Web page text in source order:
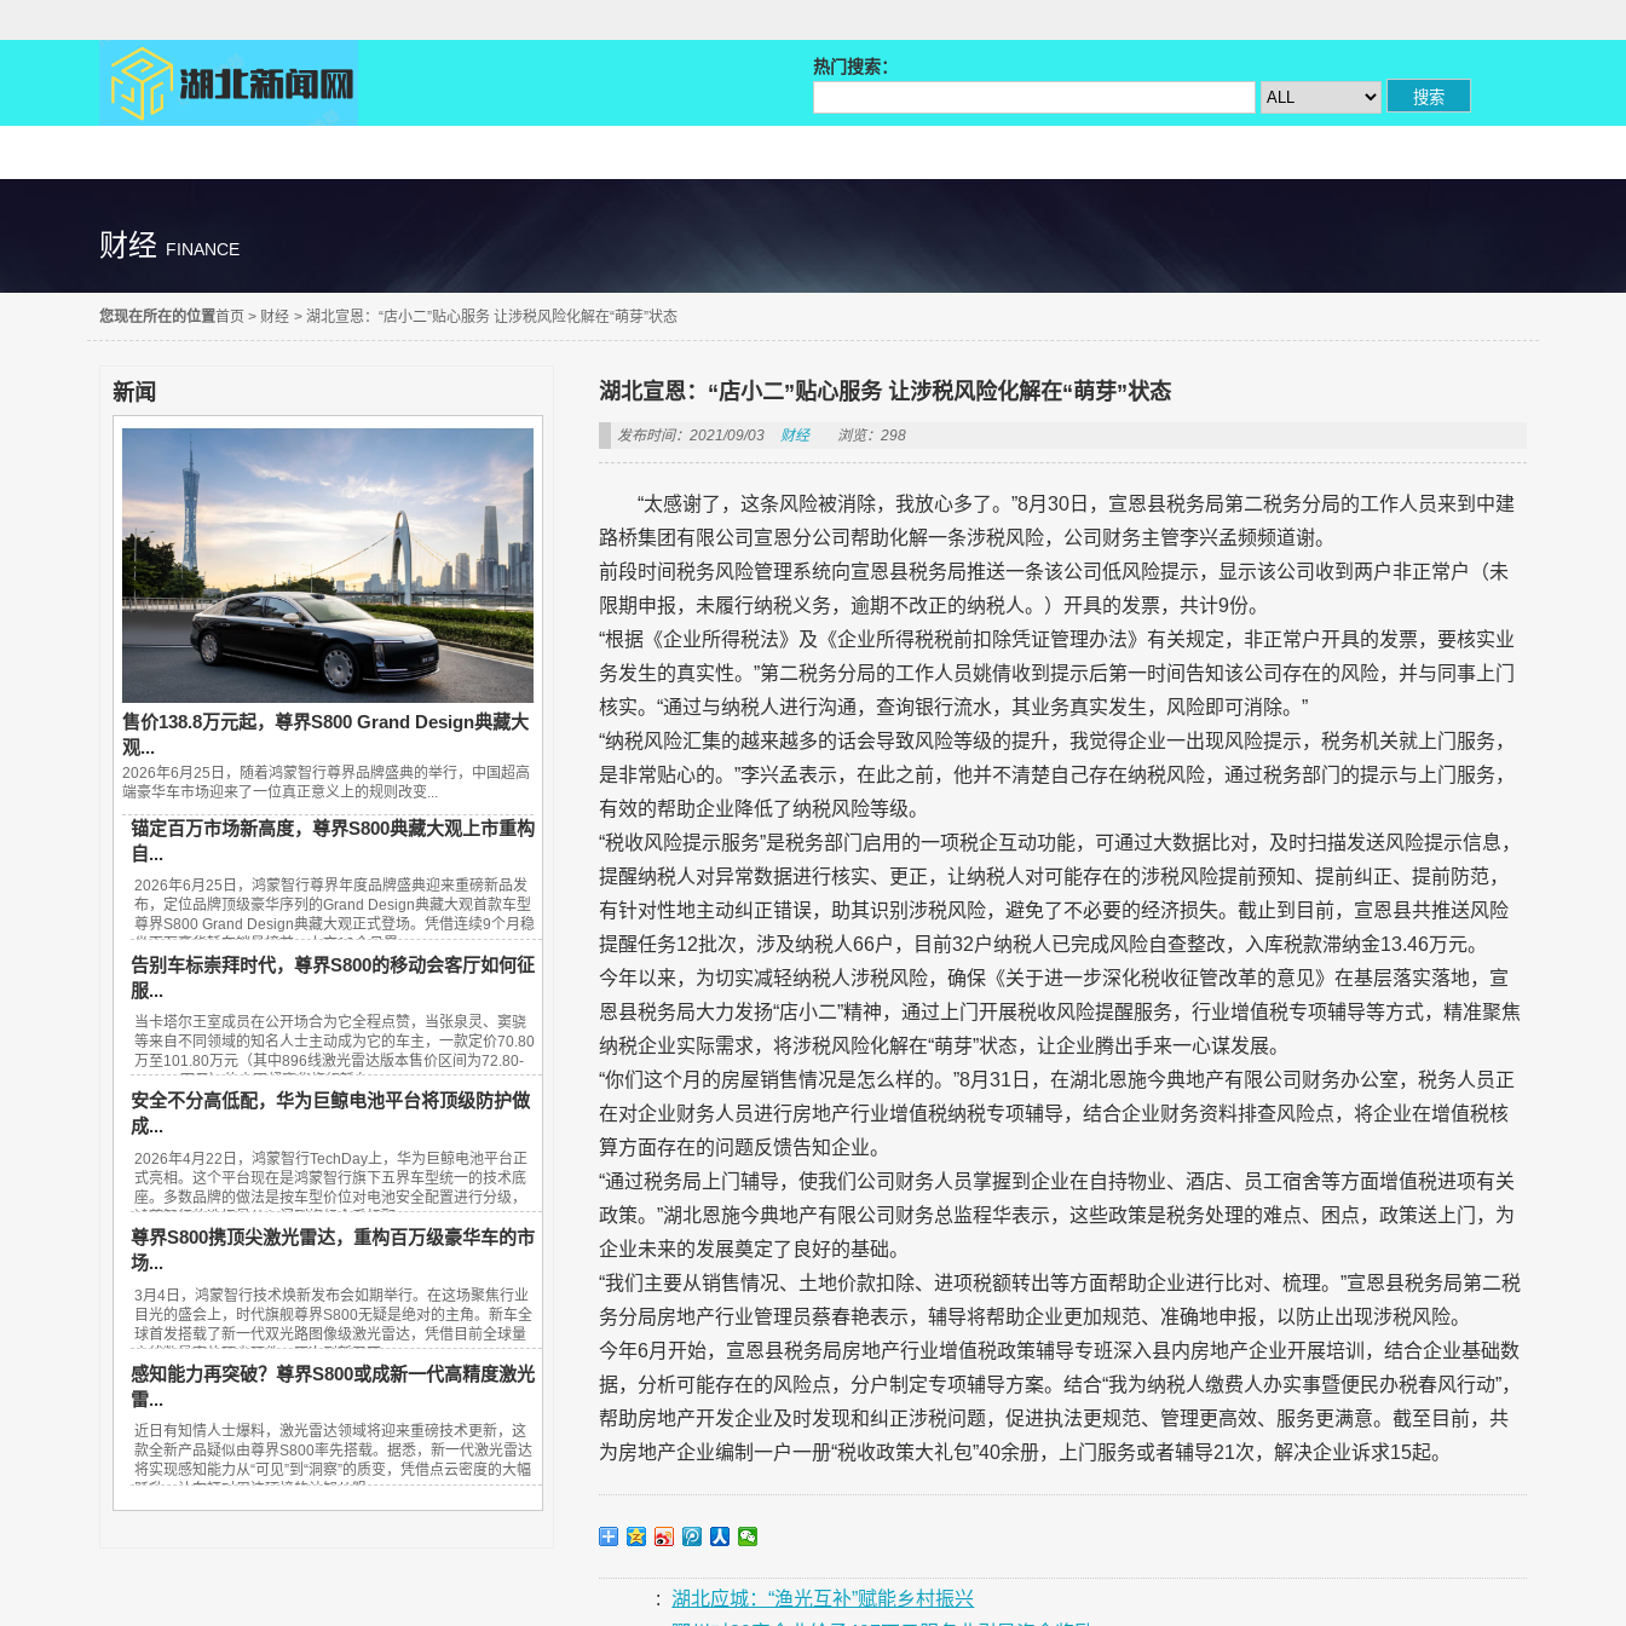
热门搜索：
财经 FINANCE
您现在所在的位置首页 > 财经 > 湖北宣恩：“店小二”贴心服务 让涉税风险化解在“萌芽”状态
新闻
售价138.8万元起，尊界S800 Grand Design典藏大
观...
2026年6月25日，随着鸿蒙智行尊界品牌盛典的举行，中国超高
端豪华车市场迎来了一位真正意义上的规则改变...
锚定百万市场新高度，尊界S800典藏大观上市重构
自...
2026年6月25日，鸿蒙智行尊界年度品牌盛典迎来重磅新品发
布，定位品牌顶级豪华序列的Grand Design典藏大观首款车型
尊界S800 Grand Design典藏大观正式登场。凭借连续9个月稳
坐百万豪华轿车销量榜首、上市13个月累...
告别车标崇拜时代，尊界S800的移动会客厅如何征
服...
当卡塔尔王室成员在公开场合为它全程点赞，当张泉灵、窦骁
等来自不同领域的知名人士主动成为它的车主，一款定价70.80
万至101.80万元（其中896线激光雷达版本售价区间为72.80-
101.80万元）的中国超豪华旗舰轿车——...
安全不分高低配，华为巨鲸电池平台将顶级防护做
成...
2026年4月22日，鸿蒙智行TechDay上，华为巨鲸电池平台正
式亮相。这个平台现在是鸿蒙智行旗下五界车型统一的技术底
座。多数品牌的做法是按车型价位对电池安全配置进行分级，
鸿蒙智行的选择是从入门到旗舰全系标配...
尊界S800携顶尖激光雷达，重构百万级豪华车的市
场...
3月4日，鸿蒙智行技术焕新发布会如期举行。在这场聚焦行业
目光的盛会上，时代旗舰尊界S800无疑是绝对的主角。新车全
球首发搭载了新一代双光路图像级激光雷达，凭借目前全球量
产线数最高的顶尖硬件，再次刷新了百...
感知能力再突破？尊界S800或成新一代高精度激光
雷...
近日有知情人士爆料，激光雷达领域将迎来重磅技术更新，这
款全新产品疑似由尊界S800率先搭载。据悉，新一代激光雷达
将实现感知能力从“可见”到“洞察”的质变，凭借点云密度的大幅
跃升，让车辆对周边环境的认知从粗...
湖北宣恩：“店小二”贴心服务 让涉税风险化解在“萌芽”状态
发布时间：2021/09/03 财经 浏览：298
“太感谢了，这条风险被消除，我放心多了。”8月30日，宣恩县税务局第二税务分局的工作人员来到中建
路桥集团有限公司宣恩分公司帮助化解一条涉税风险，公司财务主管李兴孟频频道谢。
前段时间税务风险管理系统向宣恩县税务局推送一条该公司低风险提示，显示该公司收到两户非正常户（未
限期申报，未履行纳税义务，逾期不改正的纳税人。）开具的发票，共计9份。
“根据《企业所得税法》及《企业所得税税前扣除凭证管理办法》有关规定，非正常户开具的发票，要核实业
务发生的真实性。”第二税务分局的工作人员姚倩收到提示后第一时间告知该公司存在的风险，并与同事上门
核实。“通过与纳税人进行沟通，查询银行流水，其业务真实发生，风险即可消除。”
“纳税风险汇集的越来越多的话会导致风险等级的提升，我觉得企业一出现风险提示，税务机关就上门服务，
是非常贴心的。”李兴孟表示，在此之前，他并不清楚自己存在纳税风险，通过税务部门的提示与上门服务，
有效的帮助企业降低了纳税风险等级。
“税收风险提示服务”是税务部门启用的一项税企互动功能，可通过大数据比对，及时扫描发送风险提示信息，
提醒纳税人对异常数据进行核实、更正，让纳税人对可能存在的涉税风险提前预知、提前纠正、提前防范，
有针对性地主动纠正错误，助其识别涉税风险，避免了不必要的经济损失。截止到目前，宣恩县共推送风险
提醒任务12批次，涉及纳税人66户，目前32户纳税人已完成风险自查整改，入库税款滞纳金13.46万元。
今年以来，为切实减轻纳税人涉税风险，确保《关于进一步深化税收征管改革的意见》在基层落实落地，宣
恩县税务局大力发扬“店小二”精神，通过上门开展税收风险提醒服务，行业增值税专项辅导等方式，精准聚焦
纳税企业实际需求，将涉税风险化解在“萌芽”状态，让企业腾出手来一心谋发展。
“你们这个月的房屋销售情况是怎么样的。”8月31日，在湖北恩施今典地产有限公司财务办公室，税务人员正
在对企业财务人员进行房地产行业增值税纳税专项辅导，结合企业财务资料排查风险点，将企业在增值税核
算方面存在的问题反馈告知企业。
“通过税务局上门辅导，使我们公司财务人员掌握到企业在自持物业、酒店、员工宿舍等方面增值税进项有关
政策。”湖北恩施今典地产有限公司财务总监程华表示，这些政策是税务处理的难点、困点，政策送上门，为
企业未来的发展奠定了良好的基础。
“我们主要从销售情况、土地价款扣除、进项税额转出等方面帮助企业进行比对、梳理。”宣恩县税务局第二税
务分局房地产行业管理员蔡春艳表示，辅导将帮助企业更加规范、准确地申报，以防止出现涉税风险。
今年6月开始，宣恩县税务局房地产行业增值税政策辅导专班深入县内房地产企业开展培训，结合企业基础数
据，分析可能存在的风险点，分户制定专项辅导方案。结合“我为纳税人缴费人办实事暨便民办税春风行动”，
帮助房地产开发企业及时发现和纠正涉税问题，促进执法更规范、管理更高效、服务更满意。截至目前，共
为房地产企业编制一户一册“税收政策大礼包”40余册，上门服务或者辅导21次，解决企业诉求15起。
:
湖北应城：“渔光互补”赋能乡村振兴